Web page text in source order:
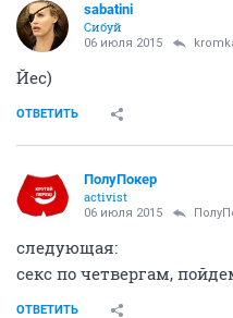
sabatini
Сибуй
06 июля 2015
Йес)
ОТВЕТИТЬ
ПолуПокер
activist
06 июля 2015
следующая:
секс по четвергам,
ОТВЕТИТЬ